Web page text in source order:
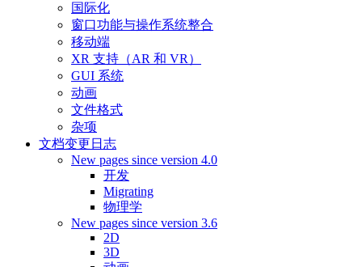
国际化
窗口功能与操作系统整合
移动端
XR 支持（AR 和 VR）
GUI 系统
动画
文件格式
杂项
文档变更日志
New pages since version 4.0
开发
Migrating
物理学
New pages since version 3.6
2D
3D